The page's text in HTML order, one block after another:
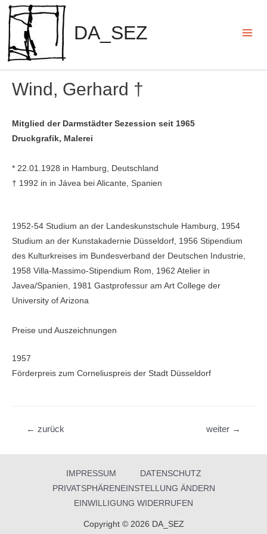
Zum
Inhalt
springen
DA_SEZ
Wind, Gerhard †
Mitglied der Darmstädter Sezession seit 1965
Druckgrafik, Malerei
* 22.01.1928 in Hamburg, Deutschland
† 1992 in in Jávea bei Alicante, Spanien
1952-54 Studium an der Lan­deskunstschule Hamburg, 1954
Studium an der Kunstakadernie Düsseldorf, 1956 Stipendium
des Kulturkreises im Bundesverband der Deutschen In­dustrie,
1958 Villa-Massimo-Stipendi­um Rom, 1962 Atelier in
Javea/Spanien, 1981 Gastprofessur am Art Col­lege der
University of Arizona
Preise und Auszeichnungen
1957
Förderpreis zum Corneliuspreis der Stadt Düsseldorf
Beitragsnavigation
← zurück weiter →
IMPRESSUM
DATENSCHUTZ
PRIVATSPHÄRENEINSTELLUNG ÄNDERN
EINWILLIGUNG WIDERRUFEN
Copyright © 2026 DA_SEZ